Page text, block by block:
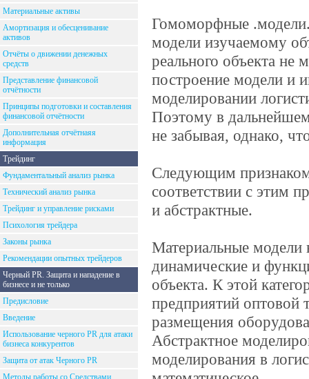
Материальные активы
Амортизация и обесценивание
активов
Отчёты о движении денежных
средств
Представление финансовой
отчётности
Принципы подготовки и составления
финансовой отчётности
Дополнительная отчётнаяя
информация
Трейдинг
Фундаментальный анализ рынка
Технический анализ рынка
Трейдинг и управление рисками
Психология трейдера
Законы рынка
Рекомендации опытных трейдеров
Черный PR. Защита и нападение в
бизнесе и не только
Предисловие
Введение
Использование черного PR для атаки
бизнеса конкурентов
Защита от атак Черного PR
Методы работы со Средствами
Гомоморфные
модели изучаемому
реального объекта не
построение модели и
моделировании
Поэтому в
не забывая, однако,
Следующим признаком
соответствии с этим
и абстрактные.
Материальные модели
динамические и
объекта. К этой
предприятий оптовой
размещения
Абстрактное
моделирования в